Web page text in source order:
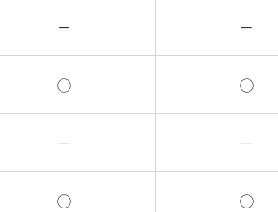
－ －
◯ ◯
－ －
◯ ◯